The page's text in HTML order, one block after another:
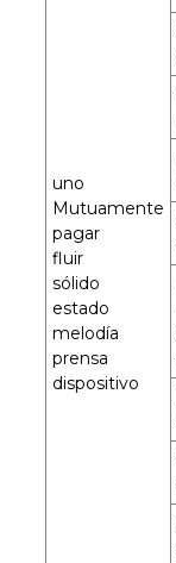
uno
Mutuamente
pagar
fluir
sólido
estado
melodía
prensa
dispositivo